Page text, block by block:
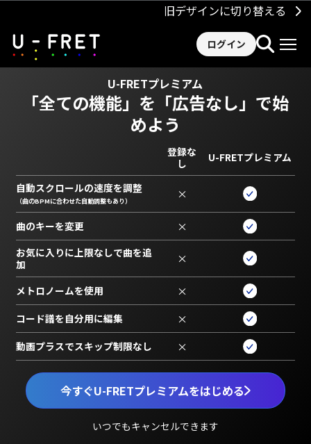
旧デザインに切り替える
ログイン
U-FRETプレミアム
「全ての機能」を 「広告なし」で始
めよう
今すぐU-FRETプレミアムをはじめる
いつでもキャンセルできます
登録な
し
U-FRETプレミアム
自動スクロールの速度を調整
（曲のBPMに合わせた自動調整もあり） ×
曲のキーを変更 ×
お気に入りに上限なしで曲を追
加
×
メトロノームを使用 ×
コード譜を自分用に編集 ×
動画プラスでスキップ制限なし ×